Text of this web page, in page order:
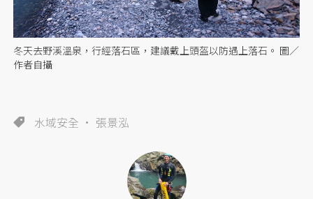
冬天去野溪溫泉，行經落石區，建議戴上頭盔以防遇上落石。 圖／
作者自攝
水域安全 張景泓